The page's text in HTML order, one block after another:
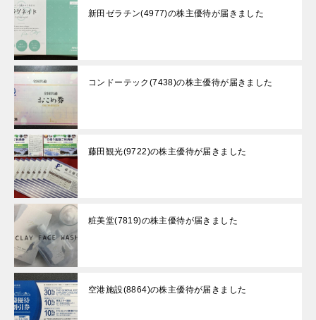
新田ゼラチン(4977)の株主優待が届きました
コンドーテック(7438)の株主優待が届きました
藤田観光(9722)の株主優待が届きました
粧美堂(7819)の株主優待が届きました
空港施設(8864)の株主優待が届きました